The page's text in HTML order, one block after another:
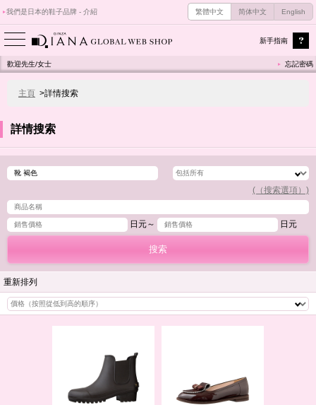
我們是日本的鞋子品牌 - 介紹 繁體中文 简体中文 English
新手指南
歡迎先生/女士 忘記密碼
主頁 >詳情搜索
詳情搜索
(（搜索選項）)
日元～ 日元
重新排列